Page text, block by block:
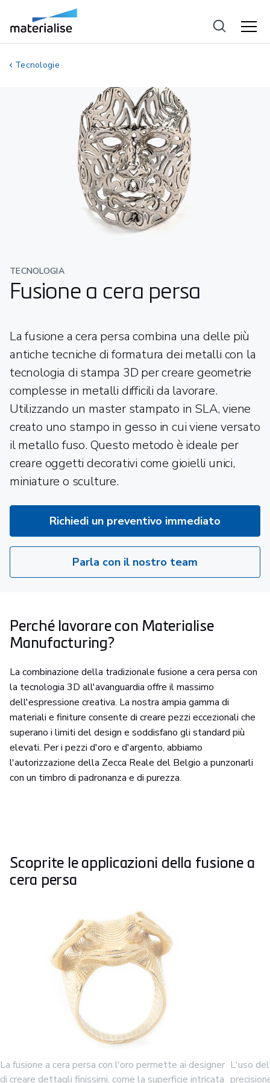
Tecnologie
TECNOLOGIA
Fusione a cera persa
La fusione a cera persa combina una delle più
antiche tecniche di formatura dei metalli con la
tecnologia di stampa 3D per creare geometrie
complesse in metalli difficili da lavorare.
Utilizzando un master stampato in SLA, viene
creato uno stampo in gesso in cui viene versato
il metallo fuso. Questo metodo è ideale per
creare oggetti decorativi come gioielli unici,
miniature o sculture.
Richiedi un preventivo immediato
Parla con il nostro team
Perché lavorare con Materialise
Manufacturing?
La combinazione della tradizionale fusione a cera persa con
la tecnologia 3D all'avanguardia offre il massimo
dell'espressione creativa. La nostra ampia gamma di
materiali e finiture consente di creare pezzi eccezionali che
superano i limiti del design e soddisfano gli standard più
elevati. Per i pezzi d'oro e d'argento, abbiamo
l'autorizzazione della Zecca Reale del Belgio a punzonarli
con un timbro di padronanza e di purezza.
Scoprite le applicazioni della fusione a
cera persa
La fusione a cera persa con l'oro permette ai designer
di creare dettagli finissimi, come la superficie intricata
L'uso